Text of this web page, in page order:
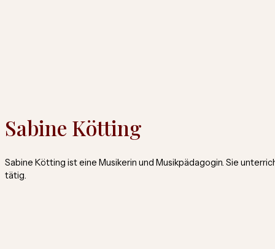
Sabine Kötting
Sabine Kötting ist eine Musikerin und Musikpädagogin. Sie
tätig.